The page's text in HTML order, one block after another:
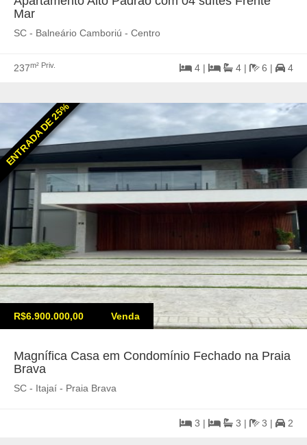
Mar
SC - Balneário Camboriú - Centro
237m² Priv. 4 | 4 | 6 | 4
ENTRADA DE 25%
R$6.900.000,00 Venda
Magnífica Casa em Condomínio Fechado na Praia
Brava
SC - Itajaí - Praia Brava
3 | 3 | 3 | 2